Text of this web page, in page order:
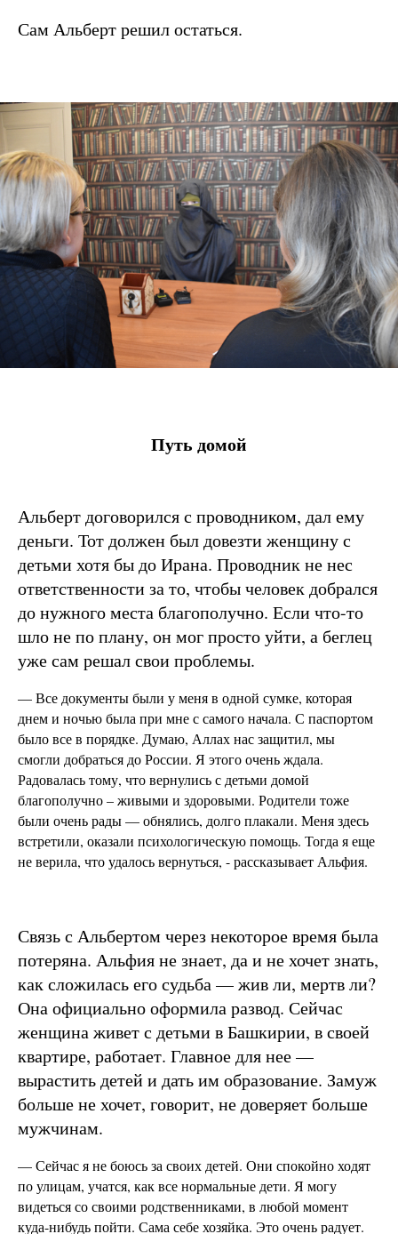
Сам Альберт решил остаться.
Путь домой
Альберт договорился с проводником, дал ему
деньги. Тот должен был довезти женщину с
детьми хотя бы до Ирана. Проводник не нес
ответственности за то, чтобы человек добрался
до нужного места благополучно. Если что-то
шло не по плану, он мог просто уйти, а беглец
уже сам решал свои проблемы.
— Все документы были у меня в одной сумке, которая
днем и ночью была при мне с самого начала. С паспортом
было все в порядке. Думаю, Аллах нас защитил, мы
смогли добраться до России. Я этого очень ждала.
Радовалась тому, что вернулись с детьми домой
благополучно – живыми и здоровыми. Родители тоже
были очень рады — обнялись, долго плакали. Меня здесь
встретили, оказали психологическую помощь. Тогда я еще
не верила, что удалось вернуться, - рассказывает Альфия.
Связь с Альбертом через некоторое время была
потеряна. Альфия не знает, да и не хочет знать,
как сложилась его судьба — жив ли, мертв ли?
Она официально оформила развод. Сейчас
женщина живет с детьми в Башкирии, в своей
квартире, работает. Главное для нее —
вырастить детей и дать им образование. Замуж
больше не хочет, говорит, не доверяет больше
мужчинам.
— Сейчас я не боюсь за своих детей. Они спокойно ходят
по улицам, учатся, как все нормальные дети. Я могу
видеться со своими родственниками, в любой момент
куда-нибудь пойти. Сама себе хозяйка. Это очень радует.